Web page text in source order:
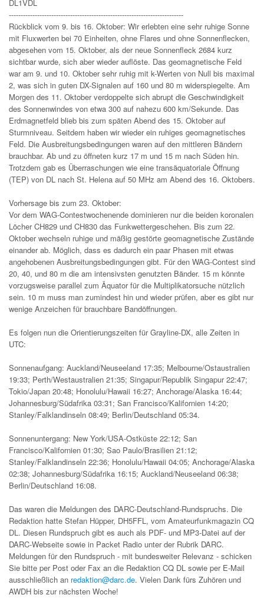
DL1VDL
--------------------------------------------------------------------------
Rückblick vom 9. bis 16. Oktober: Wir erlebten eine sehr ruhige Sonne
mit Fluxwerten bei 70 Einheiten, ohne Flares und ohne Sonnenflecken,
abgesehen vom 15. Oktober, als der neue Sonnenfleck 2684 kurz
sichtbar wurde, sich aber wieder auflöste. Das geomagnetische Feld
war am 9. und 10. Oktober sehr ruhig mit k-Werten von Null bis maximal
2, was sich in guten DX-Signalen auf 160 und 80 m widerspiegelte. Am
Morgen des 11. Oktober verdoppelte sich abrupt die Geschwindigkeit
des Sonnenwindes von etwa 300 auf nahezu 600 km/Sekunde. Das
Erdmagnetfeld blieb bis zum späten Abend des 15. Oktober auf
Sturmniveau. Seitdem haben wir wieder ein ruhiges geomagnetisches
Feld. Die Ausbreitungsbedingungen waren auf den mittleren Bändern
brauchbar. Ab und zu öffneten kurz 17 m und 15 m nach Süden hin.
Trotzdem gab es Überraschungen wie eine transäquatoriale Öffnung
(TEP) von DL nach St. Helena auf 50 MHz am Abend des 16. Oktobers.
Vorhersage bis zum 23. Oktober:
Vor dem WAG-Contestwochenende dominieren nur die beiden koronalen
Löcher CH829 und CH830 das Funkwettergeschehen. Bis zum 22.
Oktober wechseln ruhige und mäßig gestörte geomagnetische Zustände
einander ab. Möglich, dass es dadurch ein paar Phasen mit etwas
angehobenen Ausbreitungsbedingungen gibt. Für den WAG-Contest sind
20, 40, und 80 m die am intensivsten genutzten Bänder. 15 m könnte
vorzugsweise parallel zum Äquator für die Multiplikatorsuche nützlich
sein. 10 m muss man zumindest hin und wieder prüfen, aber es gibt nur
wenige Anzeichen für brauchbare Bandöffnungen.
Es folgen nun die Orientierungszeiten für Grayline-DX, alle Zeiten in
UTC:
Sonnenaufgang: Auckland/Neuseeland 17:35; Melbourne/Ostaustralien
19:33; Perth/Westaustralien 21:35; Singapur/Republik Singapur 22:47;
Tokio/Japan 20:48; Honolulu/Hawaii 16:27; Anchorage/Alaska 16:44;
Johannesburg/Südafrika 03:31; San Francisco/Kalifornien 14:20;
Stanley/Falklandinseln 08:49; Berlin/Deutschland 05:34.
Sonnenuntergang: New York/USA-Ostküste 22:12; San
Francisco/Kalifornien 01:30; Sao Paulo/Brasilien 21:12;
Stanley/Falklandinseln 22:36; Honolulu/Hawaii 04:05; Anchorage/Alaska
02:38; Johannesburg/Südafrika 16:15; Auckland/Neuseeland 06:38;
Berlin/Deutschland 16:08.
Das waren die Meldungen des DARC-Deutschland-Rundspruchs. Die
Redaktion hatte Stefan Hüpper, DH5FFL, vom Amateurfunkmagazin CQ
DL. Diesen Rundspruch gibt es auch als PDF- und MP3-Datei auf der
DARC-Webseite sowie in Packet Radio unter der Rubrik DARC.
Meldungen für den Rundspruch - mit bundesweiter Relevanz - schicken
Sie bitte per Post oder Fax an die Redaktion CQ DL sowie per E-Mail
ausschließlich an redaktion@darc.de. Vielen Dank fürs Zuhören und
AWDH bis zur nächsten Woche!